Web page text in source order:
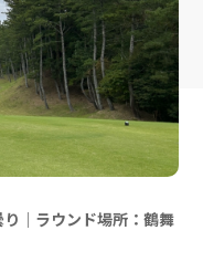
｜ラウンド場所：鶴舞